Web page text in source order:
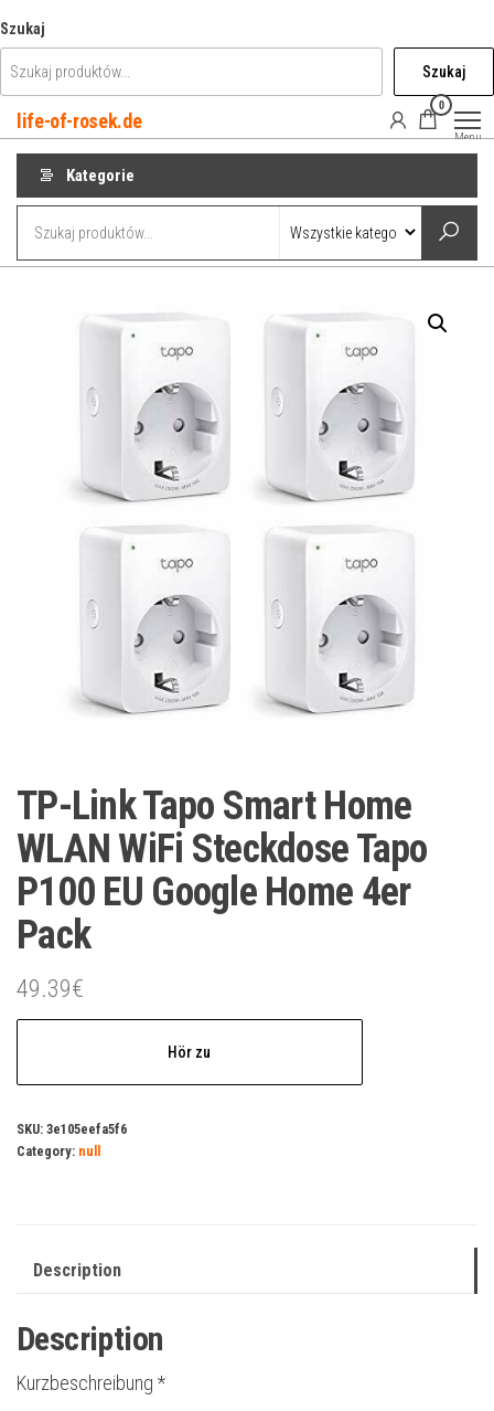
do
treści
Szukaj
Szukaj
life-of-rosek.de
0
Menu
Kategorie
TP-Link Tapo Smart Home
WLAN WiFi Steckdose Tapo
P100 EU Google Home 4er
Pack
49.39€
Hör zu
SKU: 3e105eefa5f6
Category: null
Description
Description
Kurzbeschreibung *